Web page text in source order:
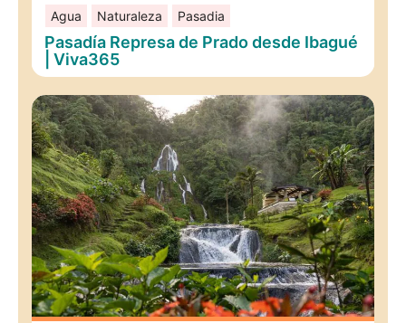
Agua Naturaleza Pasadia
Pasadía Represa de Prado desde Ibagué
| Viva365